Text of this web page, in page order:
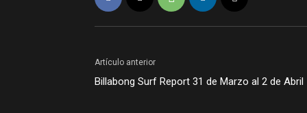
Artículo anterior
Billabong Surf Report 31 de Marzo al 2 de Abril